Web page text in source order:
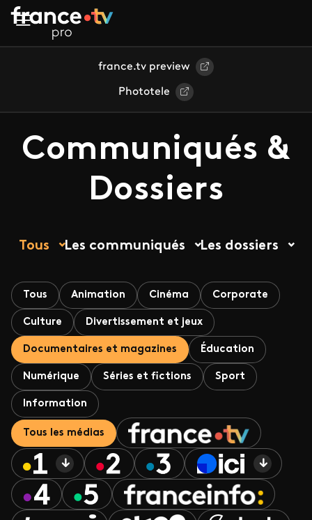
Aller au contenu principal
france.tv preview
Phototele
Communiqués &
Dossiers
Tous Les communiqués Les dossiers
Tous Animation Cinéma Corporate
Culture Divertissement et jeux
Documentaires et magazines Éducation
Numérique Séries et fictions Sport
Information
Tous les médias